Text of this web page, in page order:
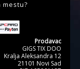
mestu?
Prodavac
GIGS TIX DOO
Kralja Aleksandra 12
21101 Novi Sad